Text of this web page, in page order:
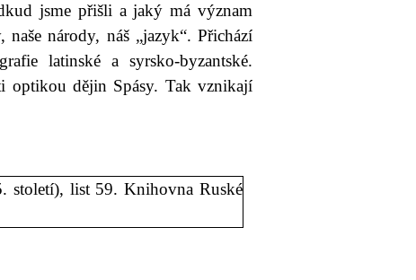
jsme přišli a jaký má význam
národy, náš „jazyk“. Přichází
latinské a syrsko-byzantské.
optikou dějin Spásy. Tak vznikají